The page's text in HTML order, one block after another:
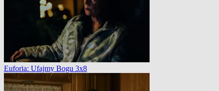
Euforia: Ufajmy Bogu 3x8